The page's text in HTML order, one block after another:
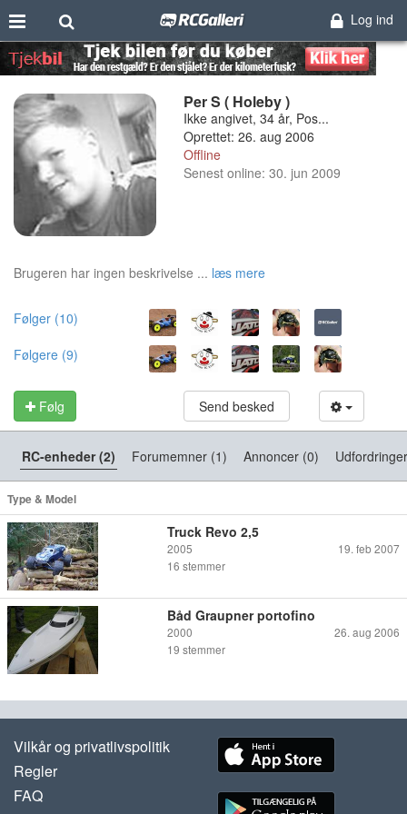
Log ind
Per S ( Holeby )
Ikke angivet, 34 år, Pos...
Oprettet: 26. aug 2006
Offline
Senest online: 30. jun 2009
Brugeren har ingen beskrivelse ... læs mere
Følger (10)
Følgere (9)
Følg Send besked
RC-enheder (2) Forumemner (1) Annoncer (0)
Type & Model
Truck Revo 2,5
2005
19. feb 2007
16 stemmer
Båd Graupner portofino
2000
26. aug 2006
19 stemmer
Vilkår og privatlivspolitik
Regler
FAQ